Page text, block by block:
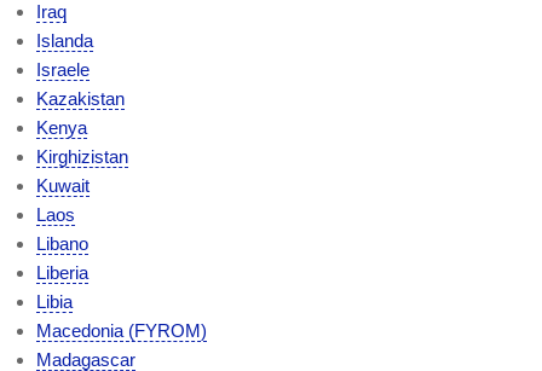
Iraq
Islanda
Israele
Kazakistan
Kenya
Kirghizistan
Kuwait
Laos
Libano
Liberia
Libia
Macedonia (FYROM)
Madagascar